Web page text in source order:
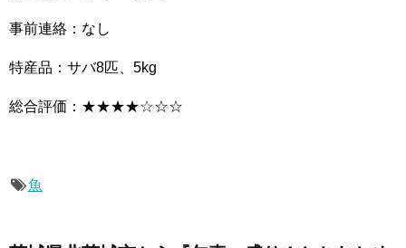
事前連絡：なし
特産品：サバ8匹、5kg
総合評価：★★★★☆☆☆
魚